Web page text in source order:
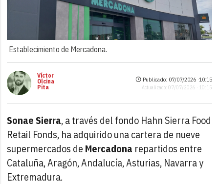
Establecimiento de Mercadona.
Víctor
Olcina
Pita
Publicado: 07/07/2026 ·10:15
Actualizado: 07/07/2026 · 10:15
Sonae Sierra, a través del fondo Hahn Sierra Food
Retail Fonds, ha adquirido una cartera de nueve
supermercados de Mercadona repartidos entre
Cataluña, Aragón, Andalucía, Asturias, Navarra y
Extremadura.